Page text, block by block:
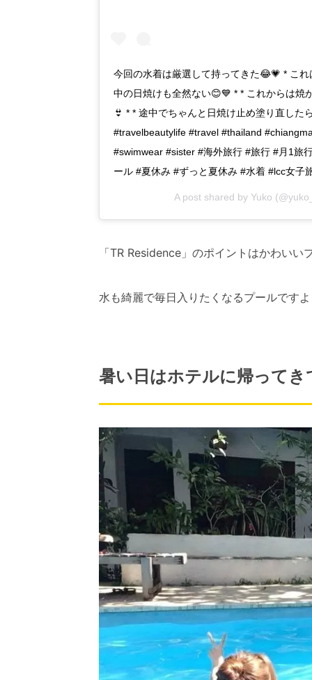
今回の水着は厳選して持ってきた😂💗 * こ
中の日焼けも全然ない😊💙 * * これからは焼
👙 * * 途中でちゃんと日焼け止め塗り直し
#travelbeautylife #travel #thailand
#swimwear #sister #海外旅行 #旅行 #月1旅
ール #夏休み #ずっと夏休み #水着 #lcc女
A post shared by Yuko
「TR Residence」のポイントはかわいい
水も綺麗で毎日入りたくなるプールですよ
暑い日はホテルに帰ってき